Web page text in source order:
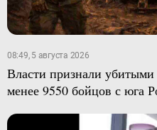
08:49, 5 августа 2026
Власти признали
менее 9550 бойцов с юга